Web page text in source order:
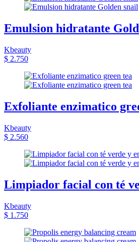
Emulsion hidratante
Kbeauty
$ 2.750
Exfoliante enzimatico
Kbeauty
$ 2.560
Limpiador facial con té
Kbeauty
$ 1.750